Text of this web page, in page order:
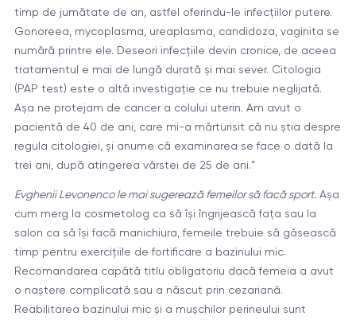
timp de jumătate de an, astfel oferindu-le infecțiilor putere.
Gonoreea, mycoplasma, ureaplasma, candidoza, vaginita se
numără printre ele. Deseori infecțiile devin cronice, de aceea
tratamentul e mai de lungă durată și mai sever. Citologia
(PAP test) este o altă investigație ce nu trebuie neglijată.
Așa ne protejam de cancer a colului uterin. Am avut o
pacientă de 40 de ani, care mi-a mărturisit că nu știa despre
regula citologiei, și anume că examinarea se face o dată la
trei ani, după atingerea vârstei de 25 de ani.”
Evghenii Levonenco le mai sugerează femeilor să facă sport. Așa
cum merg la cosmetolog ca să își îngrijească fața sau la
salon ca să își facă manichiura, femeile trebuie să găsească
timp pentru exercițiile de fortificare a bazinului mic.
Recomandarea capătă titlu obligatoriu dacă femeia a avut
o naștere complicată sau a născut prin cezariană.
Reabilitarea bazinului mic și a mușchilor perineului sunt